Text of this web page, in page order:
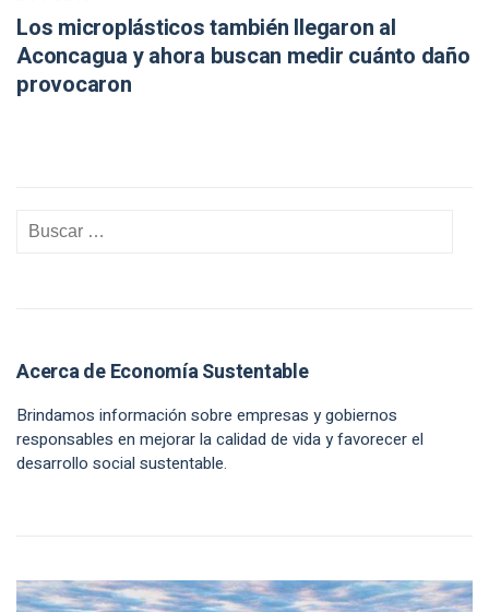
Los microplásticos también llegaron al
Aconcagua y ahora buscan medir cuánto daño
provocaron
Acerca de Economía Sustentable
Brindamos información sobre empresas y gobiernos
responsables en mejorar la calidad de vida y favorecer el
desarrollo social sustentable.